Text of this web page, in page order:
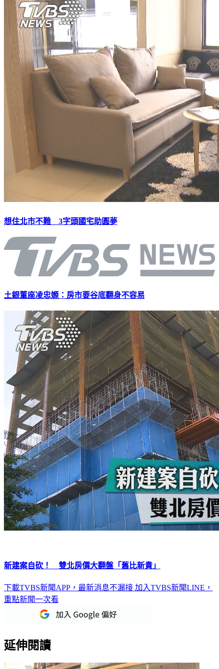
想住北市不難 3字頭國宅助圓夢
土銀董座凌忠嫄：房市要谷底翻身不容易
新建案自砍！ 雙北房價大翻盤「舊比新貴」
下載TVBS新聞APP，最新消息不漏接 加入TVBS新聞LINE，
重點新聞一次看
延伸閱讀